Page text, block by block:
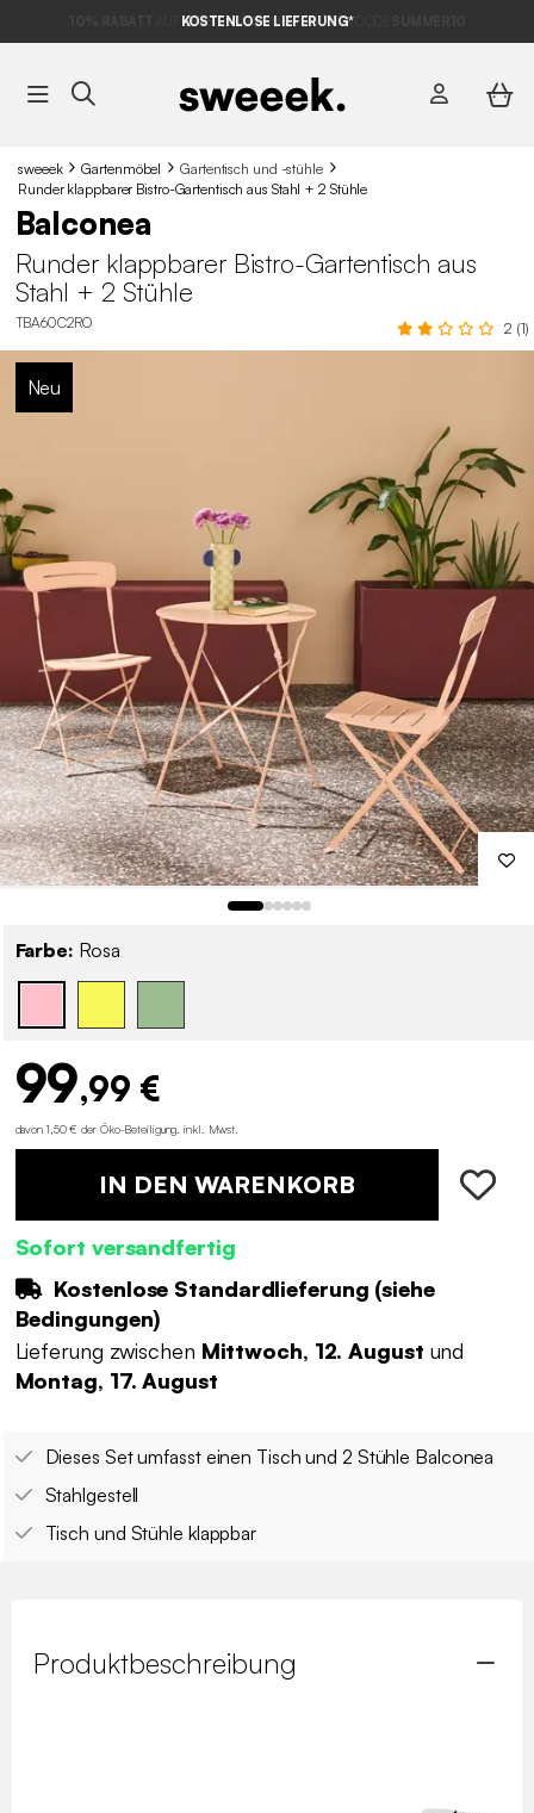
AUF DER SCHNÄPPCHEN* MIT DEM CODE
KOSTENLOSE LIEFERUNG*
sweeek Gartenmöbel
Gartentisch und -stühle
Runder klappbarer Bistro-Gartentisch aus Stahl + 2 Stühle
Balconea
Runder klappbarer Bistro-Gartentisch aus
Stahl + 2 Stühle
TBA60C2RO 2 (1)
Neu
Farbe: Rosa
99,99 €
davon 1,50 € der Öko-Beteiligung inkl. Mwst.
IN DEN WARENKORB
Sofort versandfertig
Kostenlose Standardlieferung (siehe
Bedingungen)
Lieferung zwischen Mittwoch, 12. August und
Montag, 17. August
Dieses Set umfasst einen Tisch und 2 Stühle Balconea
Stahlgestell
Tisch und Stühle klappbar
Produktbeschreibung